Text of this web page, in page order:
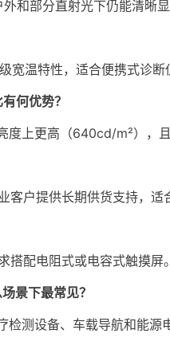
和部分直射光下仍能清晰
温特性，适合便携式诊断
何优势？
上更高（640cd/m²），
户提供长期供货支持，适
配电阻式或电容式触摸屏。
景下最常见？
测设备、车载导航和能源